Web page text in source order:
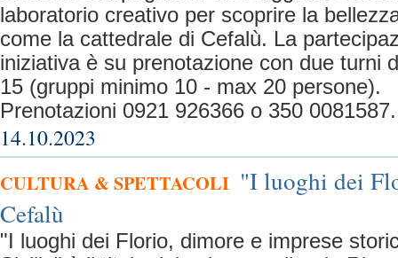
laboratorio creativo per scoprire la
come la cattedrale di Cefalù. La
iniziativa è su prenotazione con due turni
15 (gruppi minimo 10 - max 20 persone).
Prenotazioni 0921 926366 o 350 0081587.
14.10.2023
CULTURA & SPETTACOLI "I luoghi dei
Cefalù
"I luoghi dei Florio, dimore e imprese